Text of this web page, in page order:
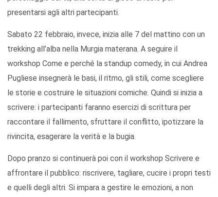
presentarsi agli altri partecipanti.
Sabato 22 febbraio, invece, inizia alle 7 del mattino con un
trekking all’alba nella Murgia materana. A seguire il
workshop Come e perché la standup comedy, in cui Andrea
Pugliese insegnerà le basi, il ritmo, gli stili, come scegliere
le storie e costruire le situazioni comiche. Quindi si inizia a
scrivere: i partecipanti faranno esercizi di scrittura per
raccontare il fallimento, sfruttare il conflitto, ipotizzare la
rivincita, esagerare la verità e la bugia.
Dopo pranzo si continuerà poi con il workshop Scrivere e
affrontare il pubblico: riscrivere, tagliare, cucire i propri testi
e quelli degli altri. Si impara a gestire le emozioni, a non